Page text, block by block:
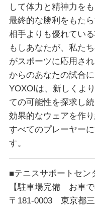
して体力と精神力を
最終的な勝利をもた
相手よりも優れている
もしあなたが、私た
がスポーツに応用さ
からのあなたの試合
YOXOIは、新しくよ
ての可能性を探求し
効果的なウェアを作
すべてのプレーヤー
す。
■テニスサポートセン
【駐車場完備 お車で
〒181-0003 東京都